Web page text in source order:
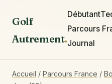
Golf
Autrement.
Débutant
Parcours
Journal
Accueil / Parcours France /